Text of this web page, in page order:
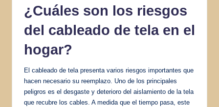
¿Cuáles son los riesgos
del cableado de tela en el
hogar?
El cableado de tela presenta varios riesgos importantes que
hacen necesario su reemplazo. Uno de los principales
peligros es el desgaste y deterioro del aislamiento de la tela
que recubre los cables. A medida que el tiempo pasa, este